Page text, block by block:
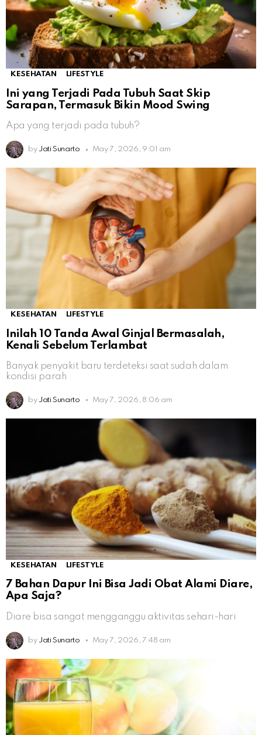
KESEHATAN LIFESTYLE
Ini yang Terjadi Pada Tubuh Saat Skip
Sarapan, Termasuk Bikin Mood Swing
Apa yang terjadi pada tubuh?
by Jati Sunarto May 7, 2026, 9:01 am
KESEHATAN LIFESTYLE
Inilah 10 Tanda Awal Ginjal Bermasalah,
Kenali Sebelum Terlambat
Banyak penyakit baru terdeteksi saat sudah dalam
kondisi parah
by Jati Sunarto May 7, 2026, 8:06 am
KESEHATAN LIFESTYLE
7 Bahan Dapur Ini Bisa Jadi Obat Alami Diare,
Apa Saja?
Diare bisa sangat mengganggu aktivitas sehari-hari
by Jati Sunarto May 7, 2026, 7:48 am